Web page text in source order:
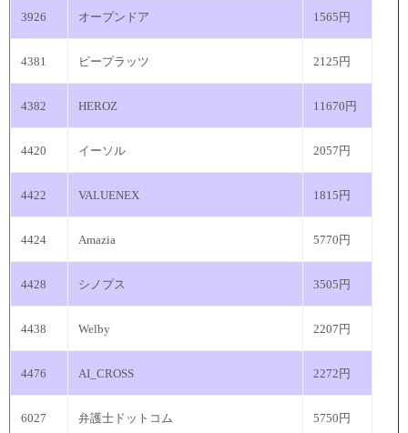
3926 オープンドア 1565円
4381 ビープラッツ 2125円
4382 HEROZ 11670円
4420 イーソル 2057円
4422 VALUENEX 1815円
4424 Amazia 5770円
4428 シノプス 3505円
4438 Welby 2207円
4476 AI_CROSS 2272円
6027 弁護士ドットコム 5750円